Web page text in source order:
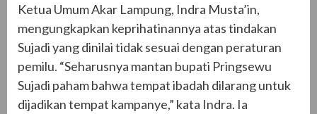
Ketua Umum Akar Lampung, Indra Musta’in,
mengungkapkan keprihatinannya atas tindakan
Sujadi yang dinilai tidak sesuai dengan peraturan
pemilu. “Seharusnya mantan bupati Pringsewu
Sujadi paham bahwa tempat ibadah dilarang untuk
dijadikan tempat kampanye,” kata Indra. Ia